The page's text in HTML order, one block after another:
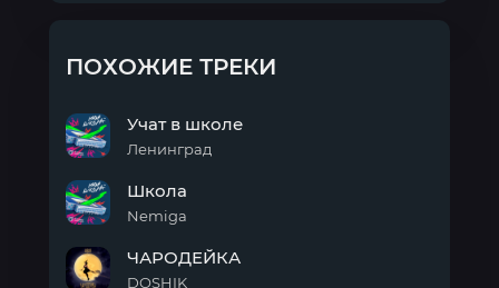
ПОХОЖИЕ ТРЕКИ
в
школе
Учат в школе
Ленинград
Школа
Nemiga
ЧАРОДЕЙКА
DOSHIK